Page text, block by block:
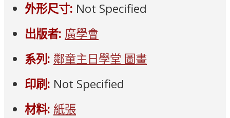
外形尺寸: Not Specified
出版者: 廣學會
系列: 鄰童主日學堂 圖畫
印刷: Not Specified
材料: 紙張